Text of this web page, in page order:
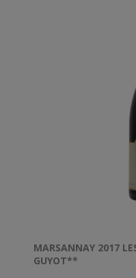
MARSANNAY 2017
GUYOT**